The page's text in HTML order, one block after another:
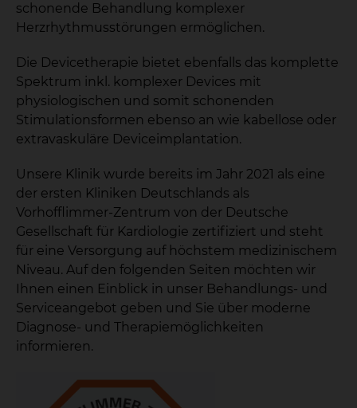
schonende Behandlung komplexer
Herzrhythmusstörungen ermöglichen.
Die Devicetherapie bietet ebenfalls das komplette
Spektrum inkl. komplexer Devices mit
physiologischen und somit schonenden
Stimulationsformen ebenso an wie kabellose oder
extravaskuläre Deviceimplantation.
Unsere Klinik wurde bereits im Jahr 2021 als eine
der ersten Kliniken Deutschlands als
Vorhofflimmer-Zentrum von der Deutsche
Gesellschaft für Kardiologie zertifiziert und steht
für eine Versorgung auf höchstem medizinischem
Niveau. Auf den folgenden Seiten möchten wir
Ihnen einen Einblick in unser Behandlungs- und
Serviceangebot geben und Sie über moderne
Diagnose- und Therapiemöglichkeiten
informieren.